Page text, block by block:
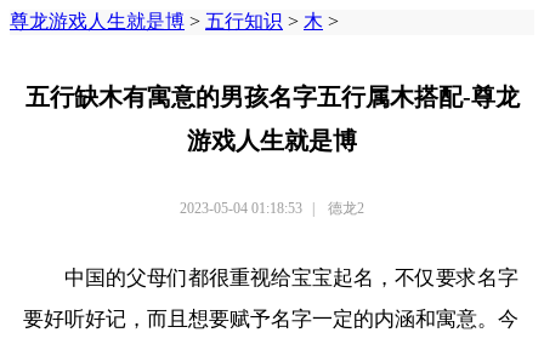
尊龙游戏人生就是博 > 五行知识 > 木 >
五行缺木有寓意的男孩名字五行属木搭配-尊龙
游戏人生就是博
2023-05-04 01:18:53 | 德龙2
中国的父母们都很重视给宝宝起名，不仅要求名字
要好听好记，而且想要赋予名字一定的内涵和寓意。今